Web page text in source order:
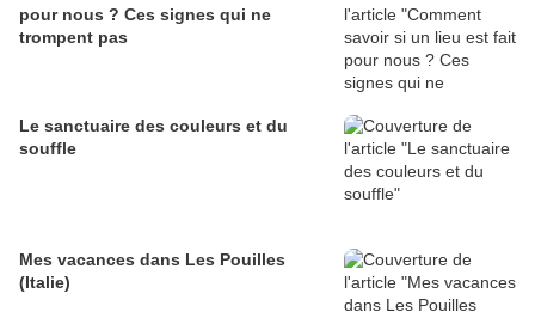
pour nous ? Ces signes qui ne
trompent pas
Le sanctuaire des couleurs et du
souffle
Mes vacances dans Les Pouilles
(Italie)